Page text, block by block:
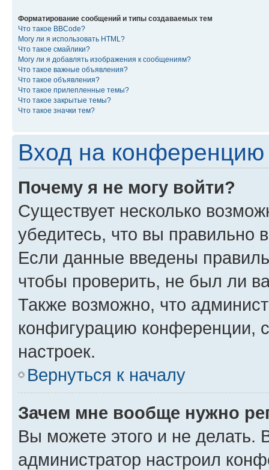
Форматирование сообщений и типы создаваемых тем
Что такое BBCode?
Могу ли я использовать HTML?
Что такое смайлики?
Могу ли я добавлять изображения к сообщениям?
Что такое важные объявления?
Что такое объявления?
Что такое прилепленные темы?
Что такое закрытые темы?
Что такое значки тем?
Вход на конференцию
Почему я не могу войти?
Существует несколько
убедитесь, что вы правильно
Если данные введены
чтобы проверить, не был ли
Также возможно, что
конфигурацию конференции,
настроек.
Вернуться к началу
Зачем мне вообще нужно
Вы можете этого и не делать.
администратор настроил